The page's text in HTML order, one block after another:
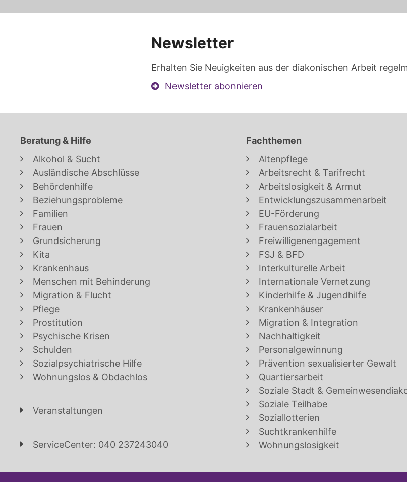
Newsletter
Erhalten Sie Neuigkeiten aus der diakonischen Arbeit
Newsletter abonnieren
Beratung & Hilfe
Alkohol & Sucht
Ausländische Abschlüsse
Behördenhilfe
Beziehungsprobleme
Familien
Frauen
Grundsicherung
Kita
Krankenhaus
Menschen mit Behinderung
Migration & Flucht
Pflege
Prostitution
Psychische Krisen
Schulden
Sozialpsychiatrische Hilfe
Wohnungslos & Obdachlos
Veranstaltungen
ServiceCenter: 040 237243040
Fachthemen
Altenpflege
Arbeitsrecht & Tarifrecht
Arbeitslosigkeit & Armut
Entwicklungszusammenarbeit
EU-Förderung
Frauensozialarbeit
Freiwilligenengagement
FSJ & BFD
Interkulturelle Arbeit
Internationale Vernetzung
Kinderhilfe & Jugendhilfe
Krankenhäuser
Migration & Integration
Nachhaltigkeit
Personalgewinnung
Prävention sexualisierter Gewalt
Quartiersarbeit
Soziale Stadt &
Soziale Teilhabe
Soziallotterien
Suchtkrankenhilfe
Wohnungslosigkeit